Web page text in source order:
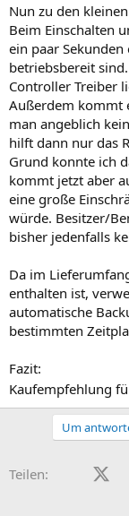
Nun zu den
Beim Einschalten
ein paar
betriebsbereit
Controller Treiber
Außerdem kommt
man angeblich
hilft dann nur das
Grund konnte ich
kommt jetzt aber
eine große
würde. Besitzer/
bisher jedenfalls
Da im
enthalten ist,
automatische
bestimmten
Fazit:
Kaufempfehlung
Um
Teilen: Facebook